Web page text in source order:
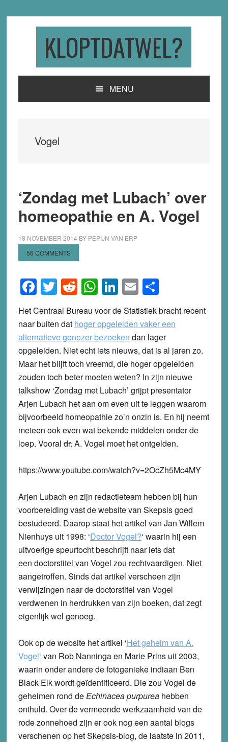
KLOPTDATWEL?
MENU
Vogel
‘Zondag met Lubach’ over
homeopathie en A. Vogel
18 NOVEMBER 2014 BY PEPIJN VAN ERP
56 COMMENTS
Facebook
Twitter
Reddit
WhatsApp
LinkedIn
EmailShare
Het Centraal Bureau voor de Statistiek bracht recent
naar buiten dat hoger opgeleiden vaker een
alternatieve genezer bezoeken dan lager
opgeleiden. Niet echt iets nieuws, dat is al jaren zo.
Maar het blijft toch vreemd, die hoger opgeleiden
zouden toch beter moeten weten? In zijn nieuwe
talkshow ‘Zondag met Lubach’ grijpt presentator
Arjen Lubach het aan om even uit te leggen waarom
bijvoorbeeld homeopathie zo’n onzin is. En hij neemt
meteen ook even wat bekende middelen onder de
loep. Vooraldr.A. Vogel moet het ontgelden.
https://www.youtube.com/watch?v=2OcZh5Mc4MY
Arjen Lubach en zijn redactieteam hebben bij hun
voorbereiding vast de website van Skepsis goed
bestudeerd. Daarop staat het artikel van Jan Willem
Nienhuys uit 1998: ‘Doctor Vogel?‘ waarin hij een
uitvoerige speurtocht beschrijft naar iets dat
een doctorstitel van Vogel zou rechtvaardigen. Niet
aangetroffen. Sinds dat artikel verscheen zijn
verwijzingen naar de doctorstitel van Vogel
verdwenen in herdrukken van zijn boeken, dat zegt
eigenlijk wel genoeg.
Ook op de website het artikel ‘Het geheim van A.
Vogel‘ van Rob Nanninga en Marie Prins uit 2003,
waarin onder andere de fotogenieke indiaan Ben
Black Elk wordt geïdentificeerd. Die zou Vogel de
geheimen rond deEchinacea purpureahebben
onthuld. Over de vermeende werkzaamheid van de
rode zonnehoed zijn er ook nog een aantal blogs
verschenen op het Skepsis-blog, de laatste in 2011,